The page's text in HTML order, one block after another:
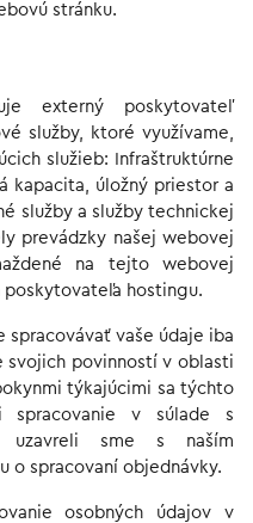
stránku.
externý poskytovateľ
služby, ktoré využívame,
služieb: Infraštruktúrne
kapacita, úložný priestor a
služby a služby technickej
prevádzky našej webovej
na tejto webovej
poskytovateľa hostingu.
vaše údaje iba
svojich povinností v oblasti
týkajúcimi sa týchto
spracovanie v súlade s
uzavreli sme s naším
o spracovaní objednávky.
osobných údajov v